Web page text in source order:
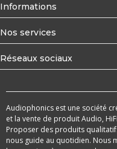
Informations
Nos services
Réseaux sociaux
Audiophonics est une société
et la vente de produit Audio,
Proposer des produits
nous guide au quotidien. Nous